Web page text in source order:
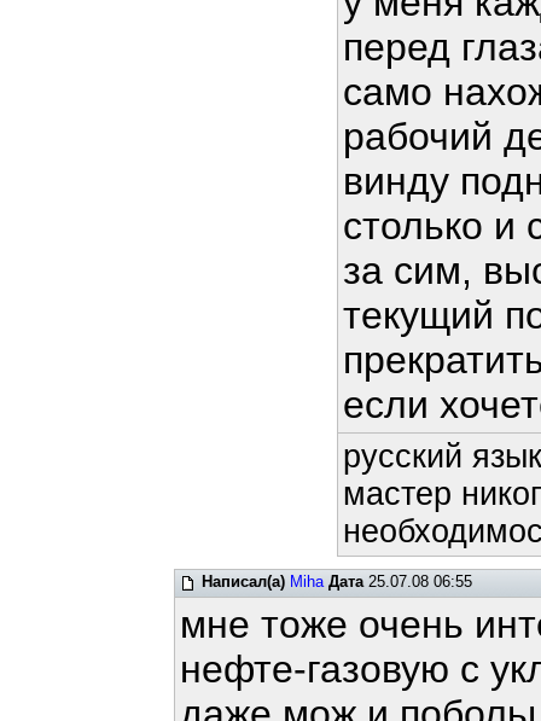
перед
само
рабочий
винду
столько и
за сим,
текущий
если
русский
мастер
Написал(а) Miha Дата25.07.08 06:55
мне тоже очень
нефте-газовую с